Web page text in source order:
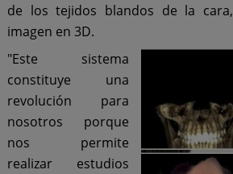
de los tejidos blandos de la
imagen en 3D.
"Este sistema
constituye una
revolución para
nosotros porque
nos permite
realizar estudios